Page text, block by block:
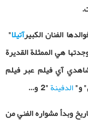
الفنان الكبير
"آتيلا
هي الممثلة القديرة
آي فيلم عبر فيلم
"و"الدفينة2"و...
وبدأ مشواره الفني من